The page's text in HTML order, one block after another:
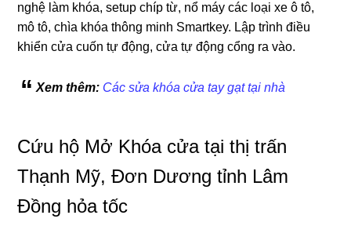
nghệ làm khóa, setup chíp từ, nổ máy các loại xe ô tô,
mô tô, chìa khóa thông minh Smartkey. Lập trình điều
khiển cửa cuốn tự động, cửa tự động cổng ra vào.
Xem thêm: Các sửa khóa cửa tay gạt tại nhà
Cứu hộ Mở Khóa cửa tại thị trấn
Thạnh Mỹ, Đơn Dương tỉnh Lâm
Đồng hỏa tốc